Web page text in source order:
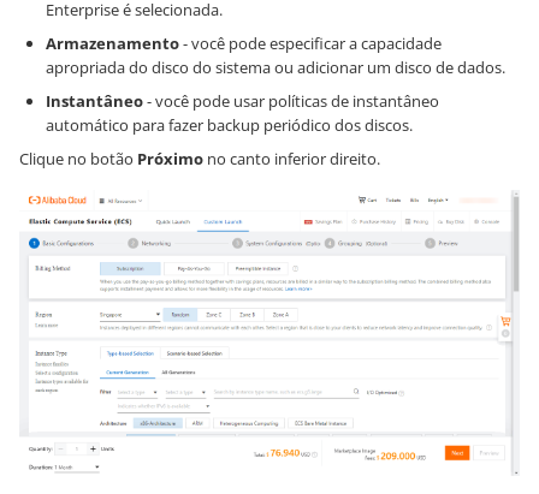
Enterprise é selecionada.
Armazenamento- você pode especificar a capacidade
apropriada do disco do sistema ou adicionar um disco de dados.
Instantâneo- você pode usar políticas de instantâneo
automático para fazer backup periódico dos discos.
Clique no botão Próximo no canto inferior direito.